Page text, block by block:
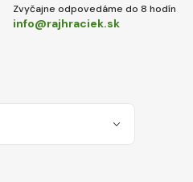
Zvyčajne odpovedáme do 8 hodín
info@rajhraciek.sk